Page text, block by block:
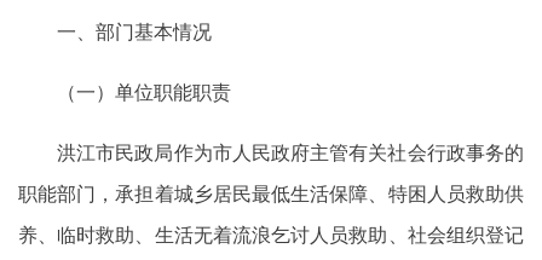
一、部门基本情况
（一）单位职能职责
洪江市民政局作为市人民政府主管有关社会行政事务的
职能部门，承担着城乡居民最低生活保障、特困人员救助供
养、临时救助、生活无着流浪乞讨人员救助、社会组织登记